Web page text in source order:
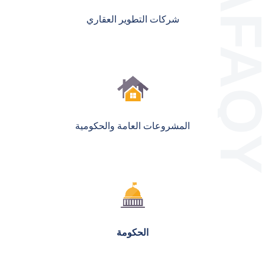
شركات التطوير العقاري
المشروعات العامة والحكومية
الحكومة